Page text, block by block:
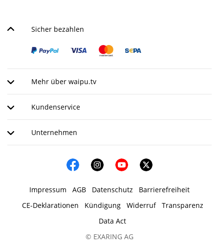
Sicher bezahlen
Mehr über waipu.tv
Kundenservice
Unternehmen
Impressum AGB Datenschutz
Barrierefreiheit
CE-Deklarationen
Kündigung Widerruf
Transparenz
Data Act
© EXARING AG